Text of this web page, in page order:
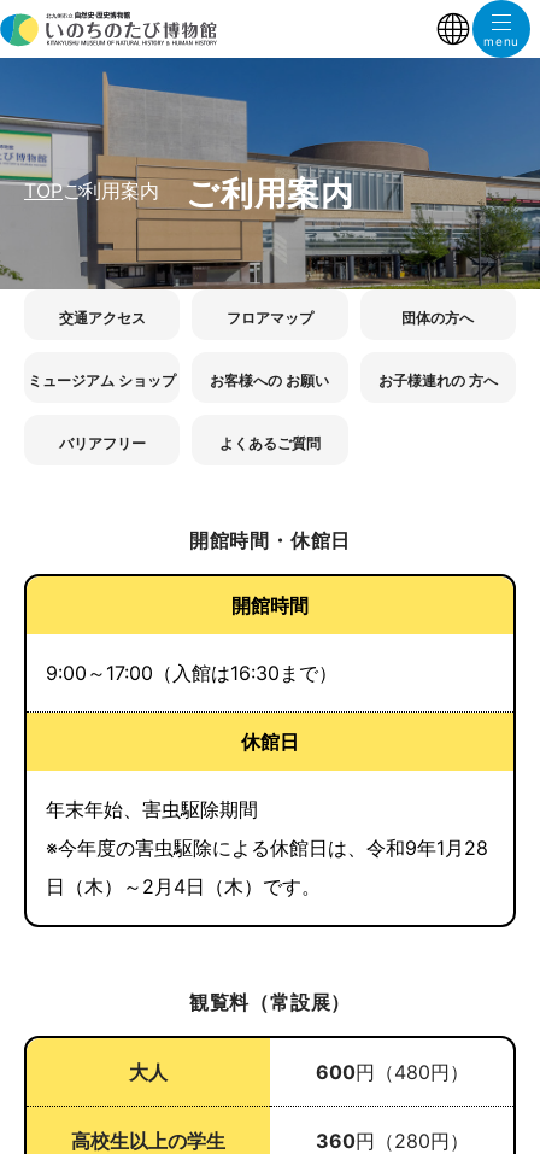
ご利用案内
TOPご利用案内
交通アクセス フロアマップ 団体の方へ
ミュージアム ショップ お客様への お願い お子様連れの 方へ
バリアフリー よくあるご質問
開館時間・休館日
開館時間
9:00～17:00（入館は16:30まで）
休館日
年末年始、害虫駆除期間
※今年度の害虫駆除による休館日は、令和9年1月28
日（木）～2月4日（木）です。
観覧料（常設展）
大人 600円（480円）
高校生以上の学生 360円（280円）